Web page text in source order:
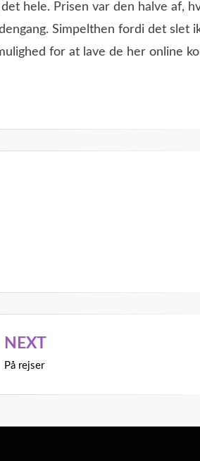
hele. Prisen var den halve af,
Simpelthen fordi det slet
for at lave de her online
NEXT
På rejser